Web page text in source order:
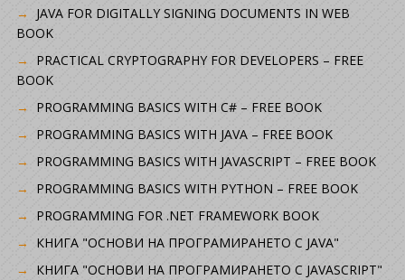
JAVA FOR DIGITALLY SIGNING DOCUMENTS IN WEB
BOOK
PRACTICAL CRYPTOGRAPHY FOR DEVELOPERS – FREE
BOOK
PROGRAMMING BASICS WITH C# – FREE BOOK
PROGRAMMING BASICS WITH JAVA – FREE BOOK
PROGRAMMING BASICS WITH JAVASCRIPT – FREE BOOK
PROGRAMMING BASICS WITH PYTHON – FREE BOOK
PROGRAMMING FOR .NET FRAMEWORK BOOK
КНИГА "ОСНОВИ НА ПРОГРАМИРАНЕТО С JAVA"
КНИГА "ОСНОВИ НА ПРОГРАМИРАНЕТО С JAVASCRIPT"